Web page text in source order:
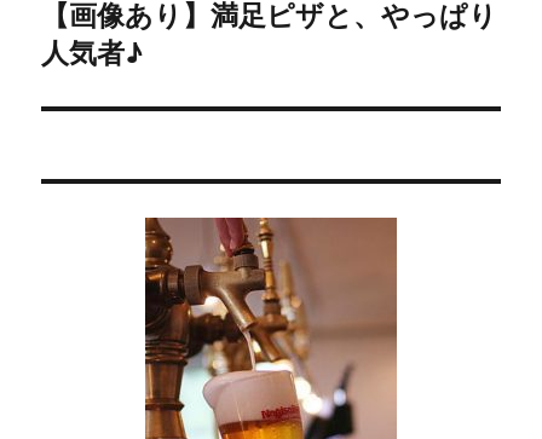
ー
シ
ン
の
稿:
【画像あり】満足ピザと、やっぱり
人気者♪